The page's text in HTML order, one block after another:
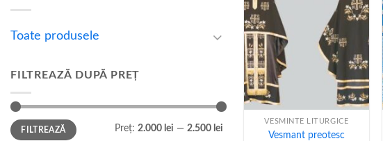
Toate produsele
FILTREAZĂ DUPĂ PREȚ
Preț
minim
Preț
maximFILTREAZĂ Preț: 2.000 lei — 2.500 lei
+
VESMINTE LITURGICE
Vesmant preotesc